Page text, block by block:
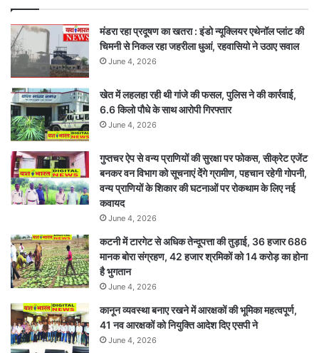
अकड़ा,
में
इलाज
जारी;
स्वास्थ्य
विभाग
ने
बिठाई
जांच
मंडरा रहा प्रदूषण का खतरा : इंडो न्यूक्लियर एथेनॉल प्लांट की
चिमनी से निकल रहा जहरीला धुआं, रहवासियो ने उठाए सवाल
June 4, 2026
खेत में लहलहा रही थी गांजे की फसल, पुलिस ने की कार्रवाई,
6.6 किलो पौधे के साथ आरोपी गिरफ्तार
June 4, 2026
गुप्तचर ऐप से वन्य प्राणियों की सुरक्षा पर फोकस, सीक्रेट एजेंट
बनकर वन विभाग को सूचनाएं देेंगे ग्रामीण, पहचान रहेगी गोपनी,
वन्य प्राणियों के शिकार की घटनाओं पर रोकथाम के लिए नई
कवायद
June 4, 2026
कटनी में टारगेट से अधिक तेन्दूपत्ता की तुड़ाई, 36 हजार 686
मानक बोरा संग्रहण, 42 हजार श्रमिकों को 14 करोड़ का होना
है भुगतान
June 4, 2026
कानून व्यवस्था बनाए रखने में आरक्षकों की भूमिका महत्वपूर्ण,
41 नव आरक्षकों को नियुक्ति आदेश दिए एसपी ने
June 4, 2026